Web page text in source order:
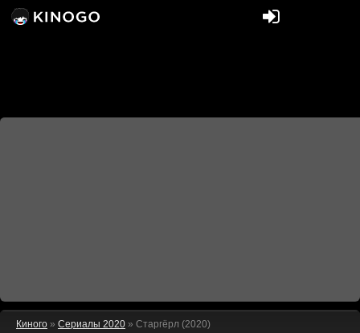
Киного » Сериалы 2020 » Старгёрл (2020)